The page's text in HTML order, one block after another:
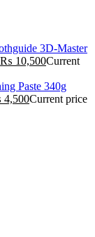
3D-Master
₨ 10,500Current
Paste 340g
4,500Current price